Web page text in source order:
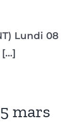
Lundi 08
mars